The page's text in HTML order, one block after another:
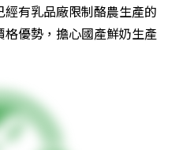
有乳品廠限制酪農生產的
優勢，擔心國產鮮奶生產